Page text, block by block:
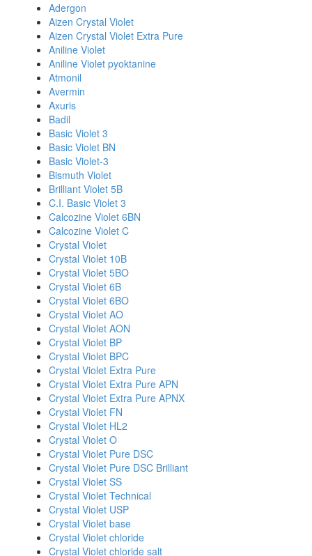
Adergon
Aizen Crystal Violet
Aizen Crystal Violet Extra Pure
Aniline Violet
Aniline Violet pyoktanine
Atmonil
Avermin
Axuris
Badil
Basic Violet 3
Basic Violet BN
Basic Violet-3
Bismuth Violet
Brilliant Violet 5B
C.I. Basic Violet 3
Calcozine Violet 6BN
Calcozine Violet C
Crystal Violet
Crystal Violet 10B
Crystal Violet 5BO
Crystal Violet 6B
Crystal Violet 6BO
Crystal Violet AO
Crystal Violet AON
Crystal Violet BP
Crystal Violet BPC
Crystal Violet Extra Pure
Crystal Violet Extra Pure APN
Crystal Violet Extra Pure APNX
Crystal Violet FN
Crystal Violet HL2
Crystal Violet O
Crystal Violet Pure DSC
Crystal Violet Pure DSC Brilliant
Crystal Violet SS
Crystal Violet Technical
Crystal Violet USP
Crystal Violet base
Crystal Violet chloride
Crystal Violet chloride salt